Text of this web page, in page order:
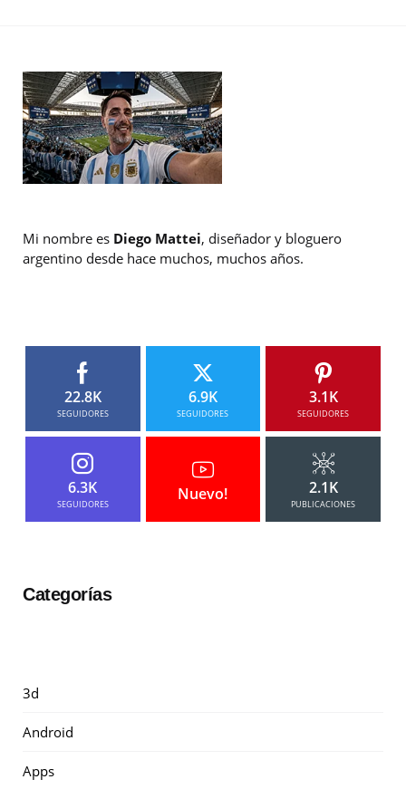
Mi nombre es Diego Mattei, diseñador y bloguero
argentino desde hace muchos, muchos años.
22.8K
SEGUIDORES
6.9K
SEGUIDORES
3.1K
SEGUIDORES
6.3K
SEGUIDORES
Nuevo! 2.1K
PUBLICACIONES
Categorías
3d
Android
Apps